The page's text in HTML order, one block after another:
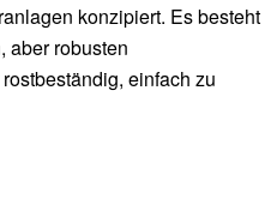
konzipiert. Es besteht
aber robusten
einfach zu